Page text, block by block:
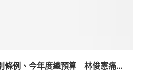
條例、今年度總預算 林俊憲痛...